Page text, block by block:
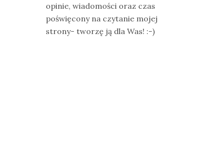
opinie, wiadomości oraz czas
poświęcony na czytanie mojej
strony- tworzę ją dla Was! :-)